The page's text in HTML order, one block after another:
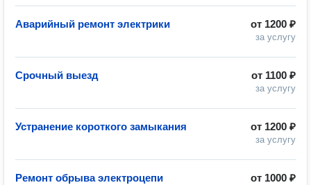
от 1200 ₽
за услугу
Аварийный ремонт электрики
от 1100 ₽
за услугу
Срочный выезд
от 1200 ₽
за услугу
Устранение короткого замыкания
от 1000 ₽
Ремонт обрыва электроцепи